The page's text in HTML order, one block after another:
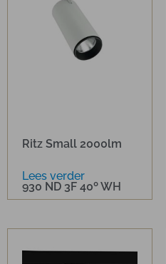
Ritz Small 2000lm
930 ND 3F 40º WH
Lees verder